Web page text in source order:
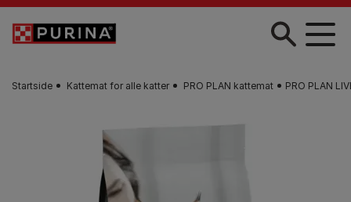
Skip to main content
Startside Kattemat for alle katter PRO PLAN kattemat PRO PLAN